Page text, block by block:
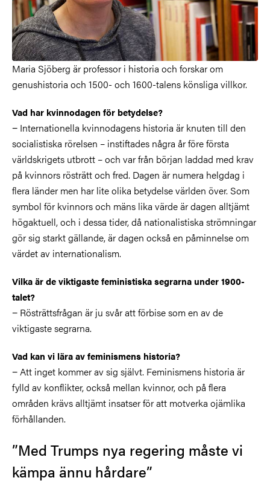
Maria Sjöberg är professor i historia och forskar om
genushistoria och 1500- och 1600-talens könsliga villkor.
Vad har kvinnodagen för betydelse?
− Internationella kvinnodagens historia är knuten till den
socialistiska rörelsen – instiftades några år före första
världskrigets utbrott – och var från början laddad med krav
på kvinnors rösträtt och fred. Dagen är numera helgdag i
flera länder men har lite olika betydelse världen över. Som
symbol för kvinnors och mäns lika värde är dagen alltjämt
högaktuell, och i dessa tider, då nationalistiska strömningar
gör sig starkt gällande, är dagen också en påminnelse om
värdet av internationalism.
Vilka är de viktigaste feministiska segrarna under 1900-
talet?
− Rösträttsfrågan är ju svår att förbise som en av de
viktigaste segrarna.
Vad kan vi lära av feminismens historia?
− Att inget kommer av sig självt. Feminismens historia är
fylld av konflikter, också mellan kvinnor, och på flera
områden krävs alltjämt insatser för att motverka ojämlika
förhållanden.
”Med Trumps nya regering måste vi
kämpa ännu hårdare”